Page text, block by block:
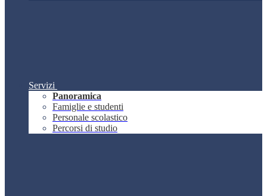
Servizi
Panoramica
Famiglie e studenti
Personale scolastico
Percorsi di studio